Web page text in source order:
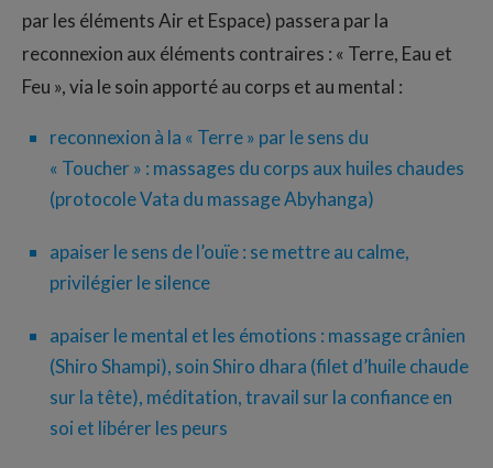
par les éléments Air et Espace) passera par la
reconnexion aux éléments contraires : « Terre, Eau et
Feu », via le soin apporté au corps et au mental :
reconnexion à la « Terre » par le sens du
« Toucher » : massages du corps aux huiles chaudes
(protocole Vata du massage Abyhanga)
apaiser le sens de l’ouïe : se mettre au calme,
privilégier le silence
apaiser le mental et les émotions : massage crânien
(Shiro Shampi), soin Shiro dhara (filet d’huile chaude
sur la tête), méditation, travail sur la confiance en
soi et libérer les peurs